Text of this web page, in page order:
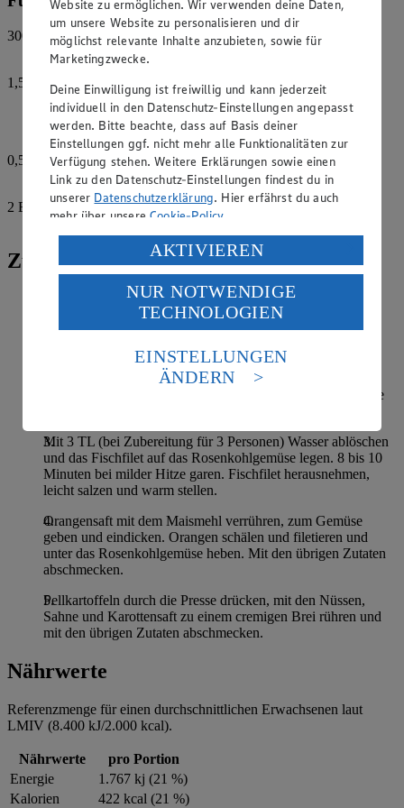
300
Fischfilets
1,5
Zitronensaft
Salz
0,5
Paprikapulver, edelsüß
2 EL
Zubereitung
Fischfilet in portionsgerechte Stücke schneiden mit
Zitronensaft beträufeln, mit Salz, Paprika und Petersilie
bestreuen.
Rosenkohl neu anschneiden und vierteln. Lauch in Ringe
schneiden. Knoblauch fein schneiden. Das Gemüse mit
Knoblauch, Kräutern und Muskatnuß in Öl bei milder Hitze
Mit 3 TL (bei Zubereitung für 3 Personen) Wasser ablöschen
und das Fischfilet auf das Rosenkohlgemüse legen. 8 bis 10
Minuten bei milder Hitze garen. Fischfilet herausnehmen,
leicht salzen und warm stellen.
Orangensaft mit dem Maismehl verrühren, zum Gemüse
geben und eindicken. Orangen schälen und filetieren und
unter das Rosenkohlgemüse heben. Mit den übrigen Zutaten
abschmecken.
Pellkartoffeln durch die Presse drücken, mit den Nüssen,
Sahne und Karottensaft zu einem cremigen Brei rühren und
mit den übrigen Zutaten abschmecken.
Nährwerte
Referenzmenge für einen durchschnittlichen Erwachsenen laut
LMIV (8.400 kJ/2.000 kcal).
Nährwerte
pro Portion
Energie
1.767 kj (21 %)
Kalorien
422 kcal (21 %)
Website zu ermöglichen. Wir verwenden deine Daten,
um unsere Website zu personalisieren und dir
möglichst relevante Inhalte anzubieten, sowie für
Marketingzwecke.
Deine Einwilligung ist freiwillig und kann jederzeit
individuell in den Datenschutz-Einstellungen angepasst
werden. Bitte beachte, dass auf Basis deiner
Einstellungen ggf. nicht mehr alle Funktionalitäten zur
Verfügung stehen. Weitere Erklärungen sowie einen
Link zu den Datenschutz-Einstellungen findest du in
unserer Datenschutzerklärung. Hier erfährst du auch
mehr über unsereCookie-Policy.
Verarbeitung deiner personenbezogenen Daten in den
USA durch Facebook und YouTube:
Wenn du auf „Aktivieren“ klickst, willigst du im Sinne
des Art. 49 Abs. 1 Satz 1 lit. a) DSGVO ein, dass deine
Daten in den USA verarbeitet werden. Der EuGH sieht
die USA als Land mit einem nach europäischen
Standards nicht angemessenen Datenschutzniveau an.
Es besteht das Risiko eines Zugriffs durch US-
Informationen zum Herausgeber der Seite findest du
im Impressum
AKTIVIEREN
NUR NOTWENDIGE
TECHNOLOGIEN
EINSTELLUNGEN
ÄNDERN